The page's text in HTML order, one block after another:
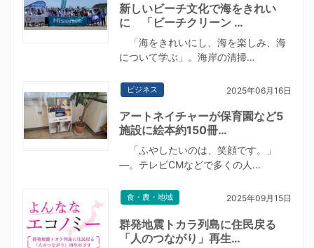
新しいビーチ文化で海をきれい
に 「ビーチクリーン …
「海をきれいにし、海を楽しみ、海
について学ぶ」。海岸の清掃…
ビジネス 2025年06月16日
アートネイチャーが保育園など5
施設に絵本約150冊…
「ふやしたいのは、笑顔です。」
―。テレビCMなどで多くの人…
食・農・地域 2025年09月15日
群発地震トカラ列島に住民戻る
「人のつながり」再生…